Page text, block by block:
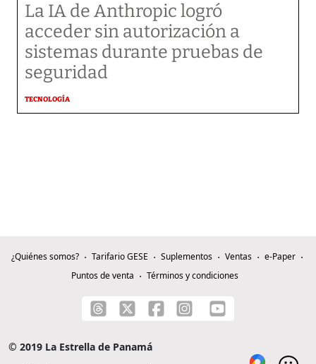
La IA de Anthropic logró
acceder sin autorización a
sistemas durante pruebas de
seguridad
TECNOLOGÍA
¿Quiénes somos? Tarifario GESE Suplementos Ventas
e-Paper
Puntos de venta
Términos y condiciones
© 2019 La Estrella de Panamá